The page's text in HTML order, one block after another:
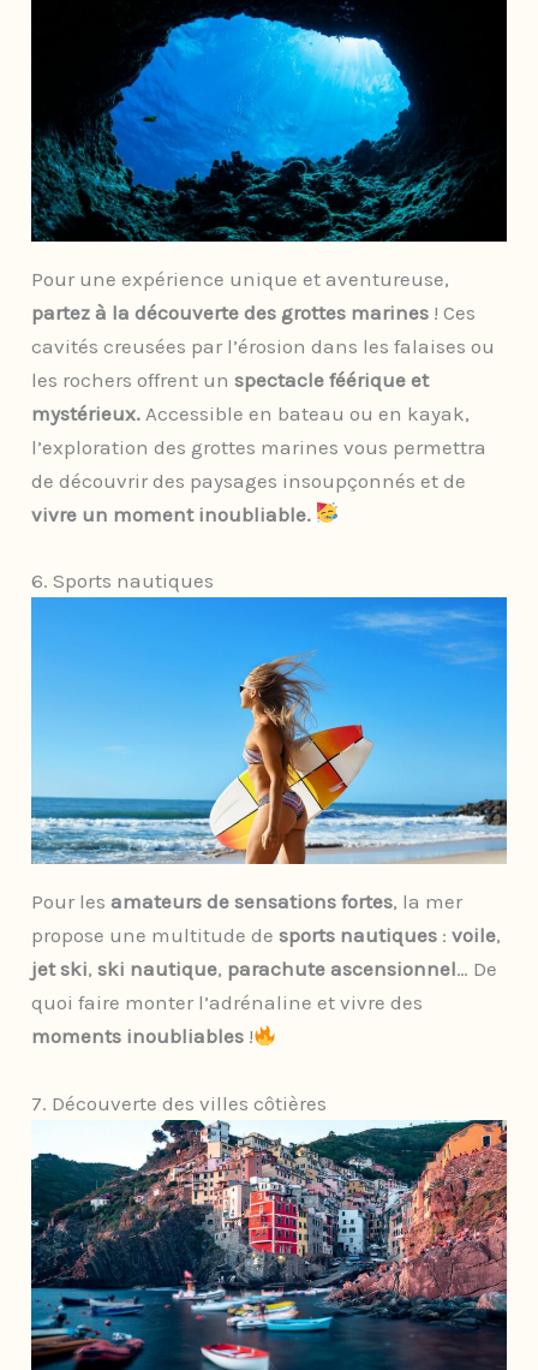
Pour une expérience unique et aventureuse,
partez à la découverte des grottes marines ! Ces
cavités creusées par l’érosion dans les falaises ou
les rochers offrent unspectacle féérique et
mystérieux. Accessible en bateau ou en kayak,
l’exploration des grottes marines vous permettra
de découvrir des paysages insoupçonnés et de
vivre un moment inoubliable.
6. Sports nautiques
Pour lesamateurs de sensations fortes, la mer
propose une multitude desports nautiques :voile,
jet ski,ski nautique, parachute ascensionnel… De
quoi faire monter l’adrénaline et vivre des
moments inoubliables !
7. Découverte des villes côtières